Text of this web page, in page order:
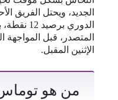
الجديد، ويحتل الفريق
المتصدر، قبل المواجهة
الإثنين المقبل.
من هو